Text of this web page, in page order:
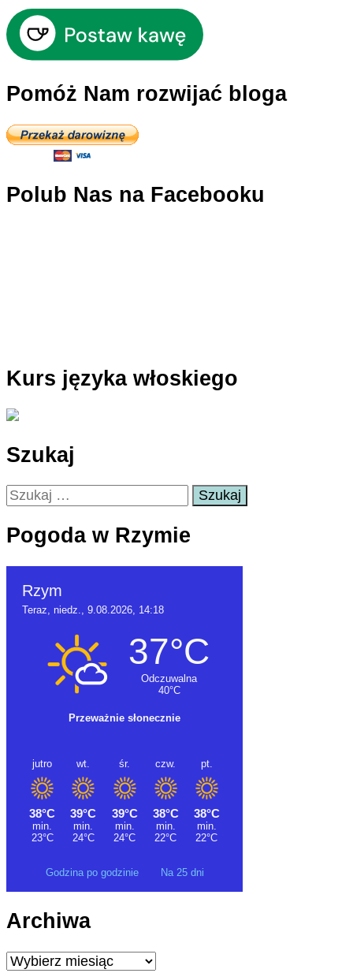
Pomóż Nam rozwijać bloga
Polub Nas na Facebooku
Kurs języka włoskiego
Szukaj
Szukaj:
Pogoda w Rzymie
Godzina po godzinie Na 25 dni
Archiwa
Archiwa